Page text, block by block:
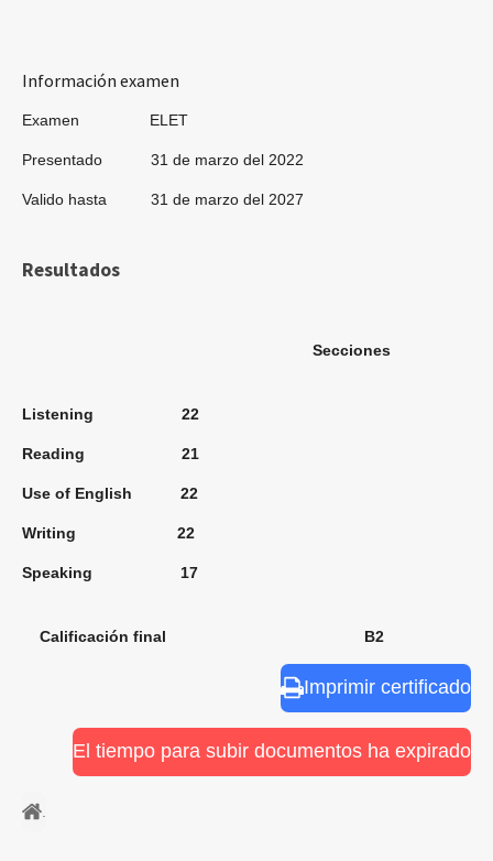
Información examen
Examen ELET
Presentado 31 de marzo del 2022
Valido hasta 31 de marzo del 2027
Resultados
Secciones
Listening 22
Reading 21
Use of English 22
Writing 22
Speaking 17
Calificación final B2
Imprimir certificado
El tiempo para subir documentos ha expirado
.